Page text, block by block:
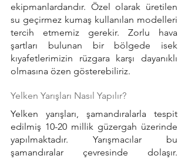
ekipmanlardandır. Özel olarak üretilen
su geçirmez kumaş kullanılan modelleri
tercih etmemiz gerekir. Zorlu hava
şartları bulunan bir bölgede isek
kıyafetlerimizin rüzgara karşı dayanıklı
olmasına özen gösterebiliriz.
Yelken Yarışları Nasıl Yapılır?
Yelken yarışları, şamandıralarla tespit
edilmiş 10-20 millik güzergah üzerinde
yapılmaktadır. Yarışmacılar bu
şamandıralar çevresinde dolaşır.